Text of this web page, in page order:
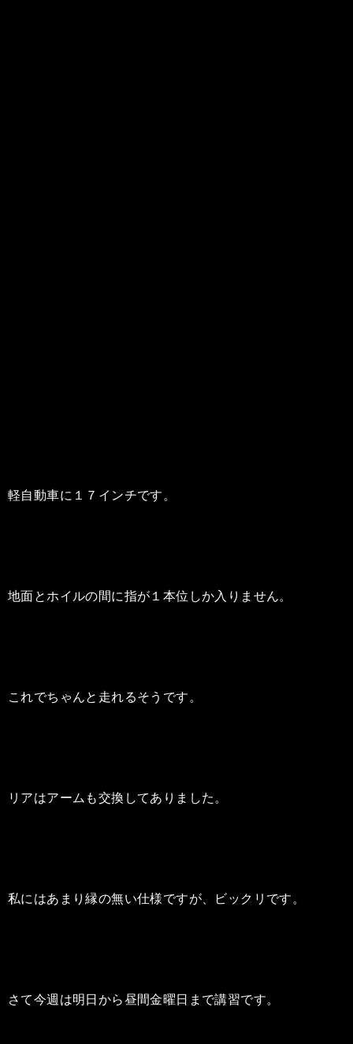
軽自動車に１７インチです。
地面とホイルの間に指が１本位しか入りません。
これでちゃんと走れるそうです。
リアはアームも交換してありました。
私にはあまり縁の無い仕様ですが、ビックリです。
さて今週は明日から昼間金曜日まで講習です。